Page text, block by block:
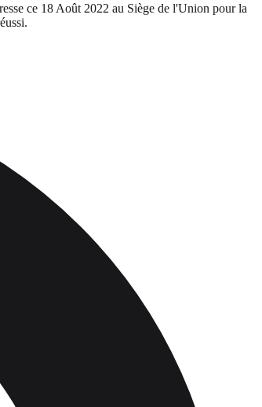
ce 18 Août 2022 au Siège de l'Union pour la